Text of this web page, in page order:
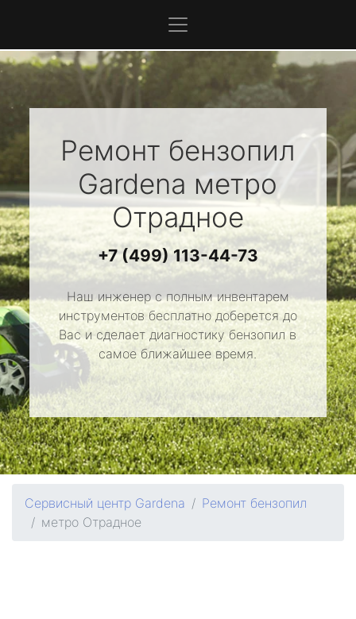
Ремонт бензопил
Gardena метро
Отрадное
+7 (499) 113-44-73
Наш инженер с полным инвентарем
инструментов бесплатно доберется до
Вас и сделает диагностику бензопил в
самое ближайшее время.
Сервисный центр Gardena
Ремонт бензопил
метро Отрадное